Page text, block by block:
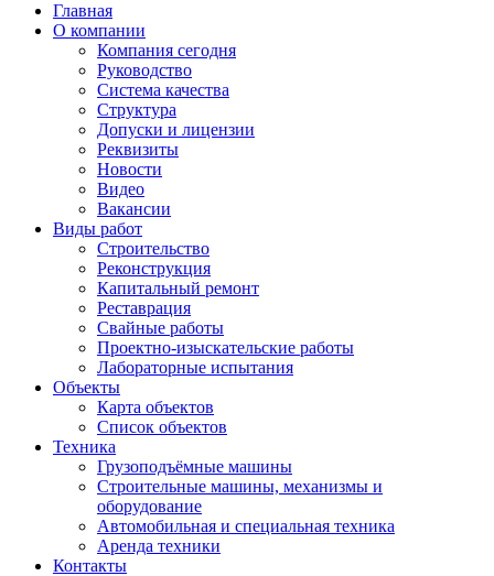
Главная
О компании
Компания сегодня
Руководство
Система качества
Структура
Допуски и лицензии
Реквизиты
Новости
Видео
Вакансии
Виды работ
Строительство
Реконструкция
Капитальный ремонт
Реставрация
Свайные работы
Проектно-изыскательские работы
Лабораторные испытания
Объекты
Карта объектов
Список объектов
Техника
Грузоподъёмные машины
Строительные машины, механизмы и
оборудование
Автомобильная и специальная техника
Аренда техники
Контакты